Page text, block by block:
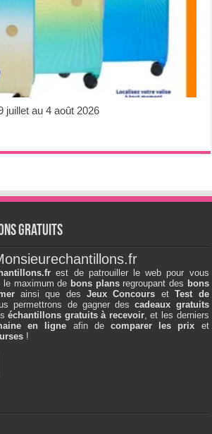
juillet au 4 août 2026
Gratuits
est de patrouiller le web pour vous
le maximum de bons plansregroupant des bons
ainsi que desJeux Concours etTest de
permettrons de gagner descadeaux gratuits
échantillons gratuits à recevoir, et les derniers
en ligne afin de comparer les prix et
!